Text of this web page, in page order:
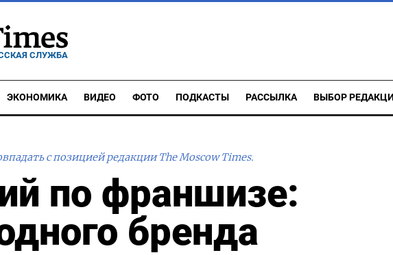
СЛУЖБА
ЭКОНОМИКА ВИДЕО ФОТО ПОДКАСТЫ РАССЫЛКА ВЫБОР
с позицией редакции The Moscow Times.
по франшизе:
бренда